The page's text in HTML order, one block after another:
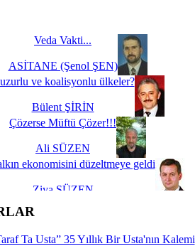
Veda Vakti...
ASİTANE (Şenol ŞEN)
ve koalisyonlu ülkeler?
Bülent ŞİRİN
Çözerse Müftü Çözer!!!
Ali SÜZEN
ekonomisini düzeltmeye geldi
Ziya SÜZEN
İşte Biz buyuz...
Ta Usta” 35 Yıllık Bir Usta'nın Kalemi